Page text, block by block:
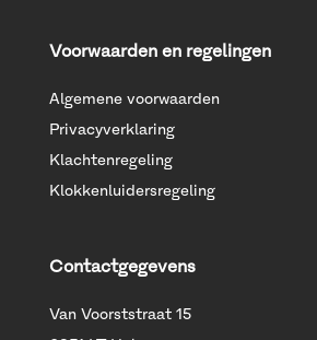
Voorwaarden en regelingen
Algemene voorwaarden
Privacyverklaring
Klachtenregeling
Klokkenluidersregeling
Contactgegevens
Van Voorststraat 15